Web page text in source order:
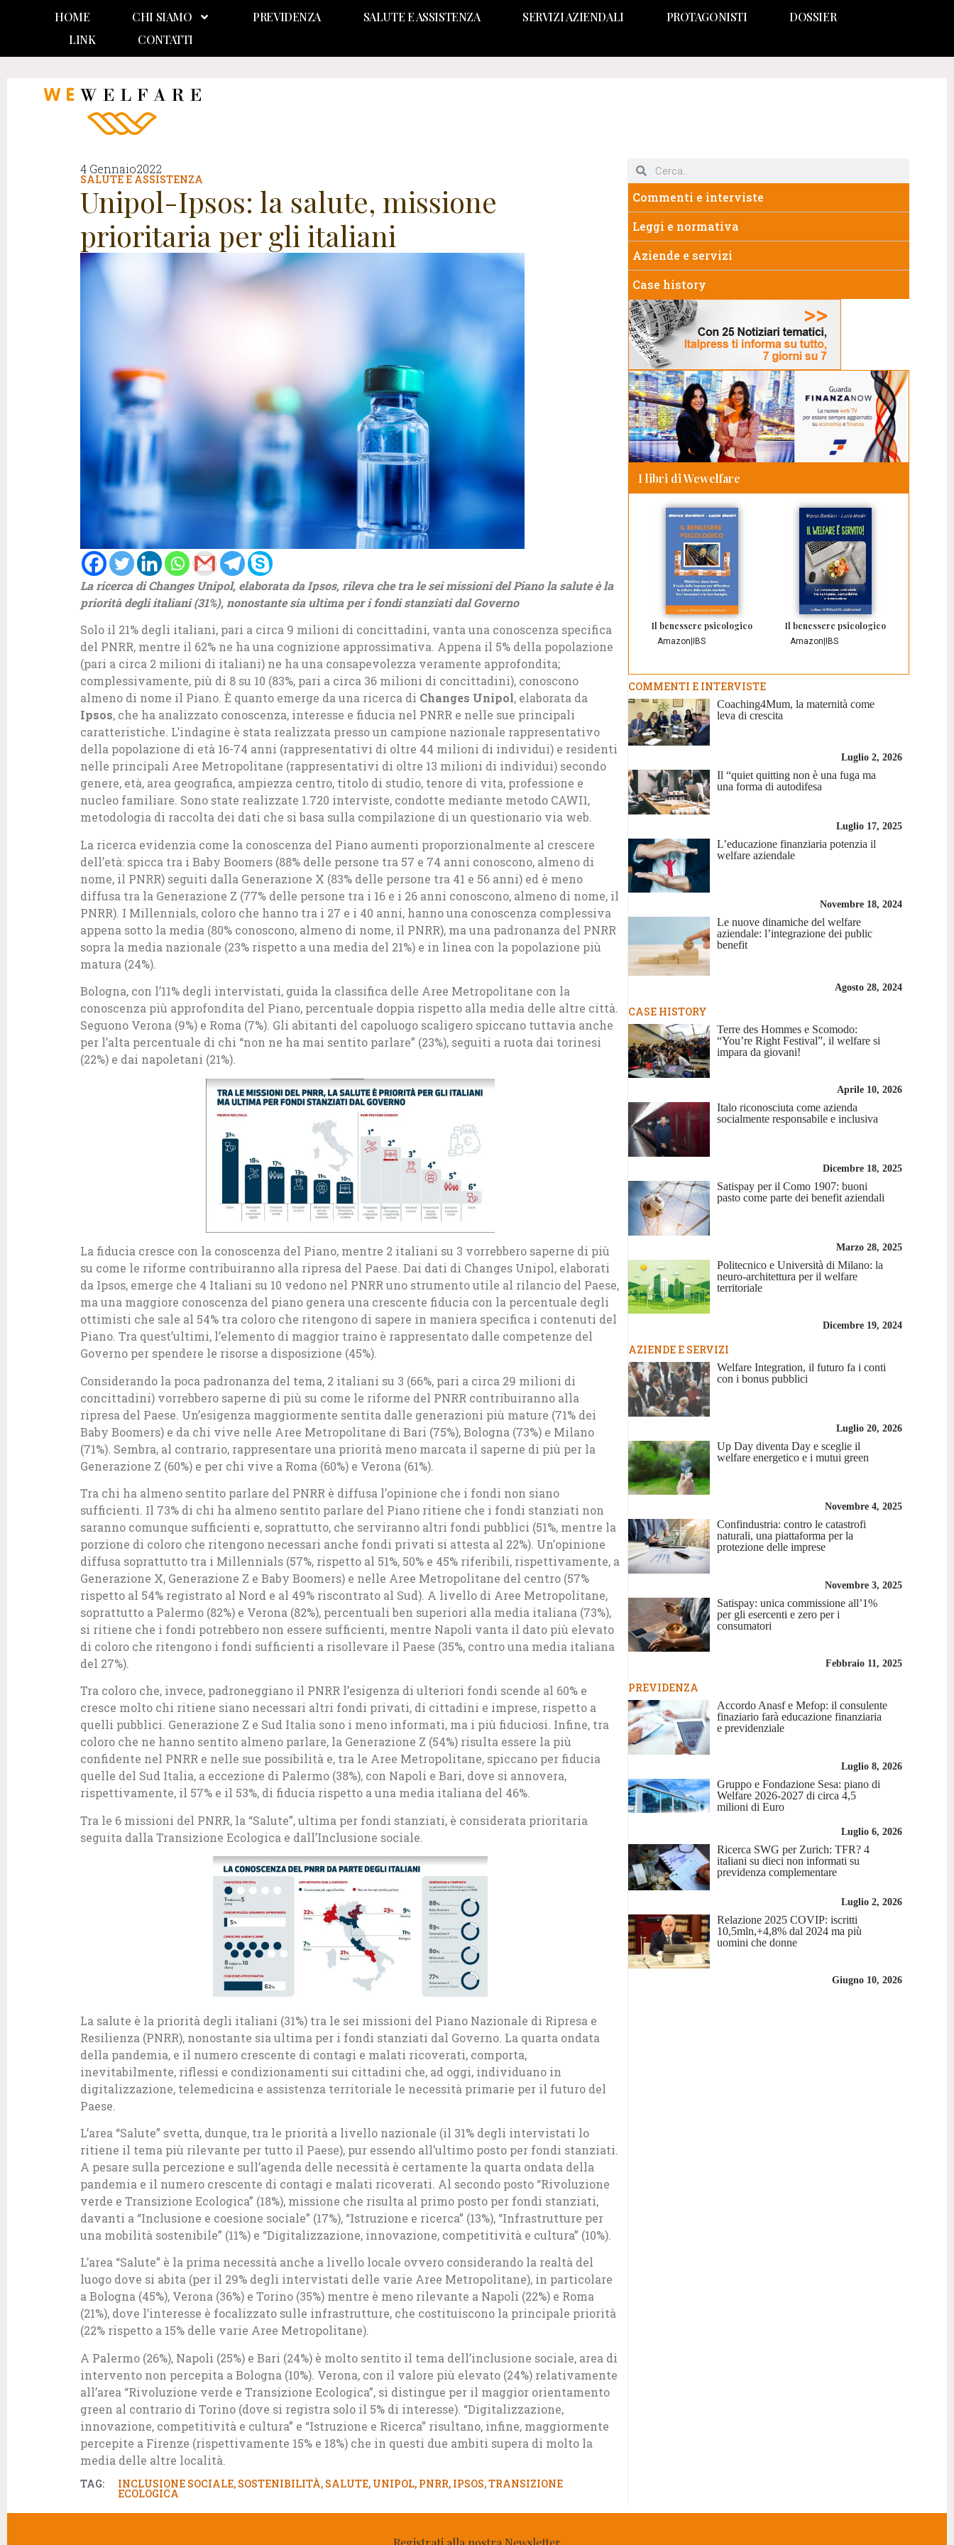
HOME CHI SIAMO PREVIDENZA SALUTE E ASSISTENZA SERVIZI AZIENDALI PROTAGONISTI
DOSSIER
LINK
CONTATTI
4 Gennaio2022
SALUTE E ASSISTENZA
Unipol-Ipsos: la salute, missione
prioritaria per gli italiani
La ricerca di Changes Unipol, elaborata da Ipsos, rileva che tra le sei missioni del Piano la salute è la
priorità degli italiani (31%), nonostante sia ultima per i fondi stanziati dal Governo
Solo il 21% degli italiani, pari a circa 9 milioni di concittadini, vanta una conoscenza specifica
del PNRR, mentre il 62% ne ha una cognizione approssimativa. Appena il 5% della popolazione
(pari a circa 2 milioni di italiani) ne ha una consapevolezza veramente approfondita;
complessivamente, più di 8 su 10 (83%, pari a circa 36 milioni di concittadini), conoscono
almeno di nome il Piano. È quanto emerge da una ricerca di Changes Unipol, elaborata da
Ipsos, che ha analizzato conoscenza, interesse e fiducia nel PNRR e nelle sue principali
caratteristiche. L’indagine è stata realizzata presso un campione nazionale rappresentativo
della popolazione di età 16-74 anni (rappresentativi di oltre 44 milioni di individui) e residenti
nelle principali Aree Metropolitane (rappresentativi di oltre 13 milioni di individui) secondo
genere, età, area geografica, ampiezza centro, titolo di studio, tenore di vita, professione e
nucleo familiare. Sono state realizzate 1.720 interviste, condotte mediante metodo CAWI1,
metodologia di raccolta dei dati che si basa sulla compilazione di un questionario via web.
La ricerca evidenzia come la conoscenza del Piano aumenti proporzionalmente al crescere
dell’età: spicca tra i Baby Boomers (88% delle persone tra 57 e 74 anni conoscono, almeno di
nome, il PNRR) seguiti dalla Generazione X (83% delle persone tra 41 e 56 anni) ed è meno
diffusa tra la Generazione Z (77% delle persone tra i 16 e i 26 anni conoscono, almeno di nome, il
PNRR). I Millennials, coloro che hanno tra i 27 e i 40 anni, hanno una conoscenza complessiva
appena sotto la media (80% conoscono, almeno di nome, il PNRR), ma una padronanza del PNRR
sopra la media nazionale (23% rispetto a una media del 21%) e in linea con la popolazione più
matura (24%).
Bologna, con l’11% degli intervistati, guida la classifica delle Aree Metropolitane con la
conoscenza più approfondita del Piano, percentuale doppia rispetto alla media delle altre città.
Seguono Verona (9%) e Roma (7%). Gli abitanti del capoluogo scaligero spiccano tuttavia anche
per l’alta percentuale di chi “non ne ha mai sentito parlare” (23%), seguiti a ruota dai torinesi
(22%) e dai napoletani (21%).
La fiducia cresce con la conoscenza del Piano, mentre 2 italiani su 3 vorrebbero saperne di più
su come le riforme contribuiranno alla ripresa del Paese. Dai dati di Changes Unipol, elaborati
da Ipsos, emerge che 4 Italiani su 10 vedono nel PNRR uno strumento utile al rilancio del Paese,
ma una maggiore conoscenza del piano genera una crescente fiducia con la percentuale degli
ottimisti che sale al 54% tra coloro che ritengono di sapere in maniera specifica i contenuti del
Piano. Tra quest’ultimi, l’elemento di maggior traino è rappresentato dalle competenze del
Governo per spendere le risorse a disposizione (45%).
Considerando la poca padronanza del tema, 2 italiani su 3 (66%, pari a circa 29 milioni di
concittadini) vorrebbero saperne di più su come le riforme del PNRR contribuiranno alla
ripresa del Paese. Un’esigenza maggiormente sentita dalle generazioni più mature (71% dei
Baby Boomers) e da chi vive nelle Aree Metropolitane di Bari (75%), Bologna (73%) e Milano
(71%). Sembra, al contrario, rappresentare una priorità meno marcata il saperne di più per la
Generazione Z (60%) e per chi vive a Roma (60%) e Verona (61%).
Tra chi ha almeno sentito parlare del PNRR è diffusa l’opinione che i fondi non siano
sufficienti. Il 73% di chi ha almeno sentito parlare del Piano ritiene che i fondi stanziati non
saranno comunque sufficienti e, soprattutto, che serviranno altri fondi pubblici (51%, mentre la
porzione di coloro che ritengono necessari anche fondi privati si attesta al 22%). Un’opinione
diffusa soprattutto tra i Millennials (57%, rispetto al 51%, 50% e 45% riferibili, rispettivamente, a
Generazione X, Generazione Z e Baby Boomers) e nelle Aree Metropolitane del centro (57%
rispetto al 54% registrato al Nord e al 49% riscontrato al Sud). A livello di Aree Metropolitane,
soprattutto a Palermo (82%) e Verona (82%), percentuali ben superiori alla media italiana (73%),
si ritiene che i fondi potrebbero non essere sufficienti, mentre Napoli vanta il dato più elevato
di coloro che ritengono i fondi sufficienti a risollevare il Paese (35%, contro una media italiana
del 27%).
Tra coloro che, invece, padroneggiano il PNRR l’esigenza di ulteriori fondi scende al 60% e
cresce molto chi ritiene siano necessari altri fondi privati, di cittadini e imprese, rispetto a
quelli pubblici. Generazione Z e Sud Italia sono i meno informati, ma i più fiduciosi. Infine, tra
coloro che ne hanno sentito almeno parlare, la Generazione Z (54%) risulta essere la più
confidente nel PNRR e nelle sue possibilità e, tra le Aree Metropolitane, spiccano per fiducia
quelle del Sud Italia, a eccezione di Palermo (38%), con Napoli e Bari, dove si annovera,
rispettivamente, il 57% e il 53%, di fiducia rispetto a una media italiana del 46%.
Tra le 6 missioni del PNRR, la “Salute”, ultima per fondi stanziati, è considerata prioritaria
seguita dalla Transizione Ecologica e dall’Inclusione sociale.
La salute è la priorità degli italiani (31%) tra le sei missioni del Piano Nazionale di Ripresa e
Resilienza (PNRR), nonostante sia ultima per i fondi stanziati dal Governo. La quarta ondata
della pandemia, e il numero crescente di contagi e malati ricoverati, comporta,
inevitabilmente, riflessi e condizionamenti sui cittadini che, ad oggi, individuano in
digitalizzazione, telemedicina e assistenza territoriale le necessità primarie per il futuro del
Paese.
L’area “Salute” svetta, dunque, tra le priorità a livello nazionale (il 31% degli intervistati lo
ritiene il tema più rilevante per tutto il Paese), pur essendo all’ultimo posto per fondi stanziati.
A pesare sulla percezione e sull’agenda delle necessità è certamente la quarta ondata della
pandemia e il numero crescente di contagi e malati ricoverati. Al secondo posto “Rivoluzione
verde e Transizione Ecologica” (18%), missione che risulta al primo posto per fondi stanziati,
davanti a “Inclusione e coesione sociale” (17%), “Istruzione e ricerca” (13%), “Infrastrutture per
una mobilità sostenibile” (11%) e “Digitalizzazione, innovazione, competitività e cultura” (10%).
L’area “Salute” è la prima necessità anche a livello locale ovvero considerando la realtà del
luogo dove si abita (per il 29% degli intervistati delle varie Aree Metropolitane), in particolare
a Bologna (45%), Verona (36%) e Torino (35%) mentre è meno rilevante a Napoli (22%) e Roma
(21%), dove l’interesse è focalizzato sulle infrastrutture, che costituiscono la principale priorità
(22% rispetto a 15% delle varie Aree Metropolitane).
A Palermo (26%), Napoli (25%) e Bari (24%) è molto sentito il tema dell’inclusione sociale, area di
intervento non percepita a Bologna (10%). Verona, con il valore più elevato (24%) relativamente
all’area “Rivoluzione verde e Transizione Ecologica”, si distingue per il maggior orientamento
green al contrario di Torino (dove si registra solo il 5% di interesse). “Digitalizzazione,
innovazione, competitività e cultura” e “Istruzione e Ricerca” risultano, infine, maggiormente
percepite a Firenze (rispettivamente 15% e 18%) che in questi due ambiti supera di molto la
media delle altre località.
TAG: INCLUSIONE SOCIALE, SOSTENIBILITÀ, SALUTE, UNIPOL, PNRR, IPSOS,TRANSIZIONE
ECOLOGICA
Commenti e interviste
Leggi e normativa
Aziende e servizi
Case history
I libri di Wewelfare
Il benessere psicologico
Amazon IBS
Il benessere psicologico
Amazon IBS
COMMENTI E INTERVISTE
Coaching4Mum, la maternità come
leva di crescita
Luglio 2, 2026
Il “quiet quitting non è una fuga ma
una forma di autodifesa
Luglio 17, 2025
L’educazione finanziaria potenzia il
welfare aziendale
Novembre 18, 2024
Le nuove dinamiche del welfare
aziendale: l’integrazione dei public
benefit
Agosto 28, 2024
CASE HISTORY
Terre des Hommes e Scomodo:
“You’re Right Festival”, il welfare si
impara da giovani!
Aprile 10, 2026
Italo riconosciuta come azienda
socialmente responsabile e inclusiva
Dicembre 18, 2025
Satispay per il Como 1907: buoni
pasto come parte dei benefit aziendali
Marzo 28, 2025
Politecnico e Università di Milano: la
neuro-architettura per il welfare
territoriale
Dicembre 19, 2024
AZIENDE E SERVIZI
Welfare Integration, il futuro fa i conti
con i bonus pubblici
Luglio 20, 2026
Up Day diventa Day e sceglie il
welfare energetico e i mutui green
Novembre 4, 2025
Confindustria: contro le catastrofi
naturali, una piattaforma per la
protezione delle imprese
Novembre 3, 2025
Satispay: unica commissione all’1%
per gli esercenti e zero per i
consumatori
Febbraio 11, 2025
PREVIDENZA
Accordo Anasf e Mefop: il consulente
finaziario farà educazione finanziaria
e previdenziale
Luglio 8, 2026
Gruppo e Fondazione Sesa: piano di
Welfare 2026-2027 di circa 4,5
milioni di Euro
Luglio 6, 2026
Ricerca SWG per Zurich: TFR? 4
italiani su dieci non informati su
previdenza complementare
Luglio 2, 2026
Relazione 2025 COVIP: iscritti
10,5mln,+4,8% dal 2024 ma più
uomini che donne
Giugno 10, 2026